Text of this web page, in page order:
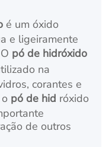
é um óxido
e ligeiramente
pó de hidróxido
na
corantes e
pó de hid róxido
de outros